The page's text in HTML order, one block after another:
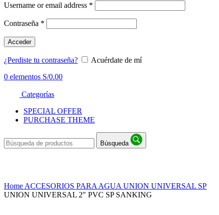
Username or email address *
Contraseña *
Acceder
¿Perdiste tu contraseña?
Acuérdate de mí
0 elementos S/0.00
Categorías
SPECIAL OFFER
PURCHASE THEME
Búsqueda
Home ACCESORIOS PARA AGUA UNION UNIVERSAL SP
UNION UNIVERSAL 2″ PVC SP SANKING